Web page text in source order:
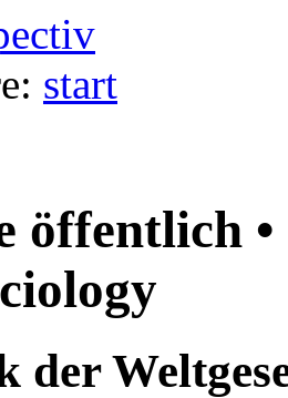
start
öffentlich
der